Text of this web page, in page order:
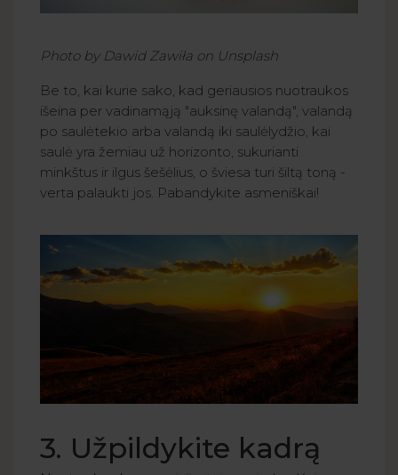
Photo by Dawid Zawiła on Unsplash
Be to, kai kurie sako, kad geriausios nuotraukos
išeina per vadinamąją "auksinę valandą", valandą
po saulėtekio arba valandą iki saulėlydžio, kai
saulė yra žemiau už horizonto, sukurianti
minkštus ir ilgus šešėlius, o šviesa turi šiltą toną -
verta palaukti jos. Pabandykite asmeniškai!
3. Užpildykite kadrą